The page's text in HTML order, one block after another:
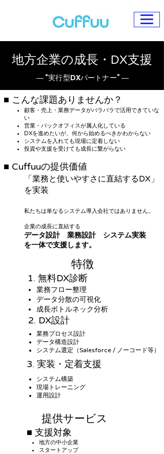
地方企業の成長・DX支援
― “実行型DXパートナー” ―
■ こんな課題ありませんか？
顧客・売上・業務データがバラバラで活用できていな
い
営業・バックオフィスが属人化している
DXを進めたいが、何から始めるべきかわからない
システムを入れても現場に定着しない
投資や支援を受けても成長に繋がらない
■ Cuffuuの提供価値
「業務と使いやすさに直結するDX」
を実装
私たちは単なるシステム導入会社ではありません。
企業の成長に直結する
データ設計 業務設計 システム実装
を一体で支援します。
特徴
1. 無料DX診断
業務フロー整理
データ分散の可視化
成長ボトルネック分析
2. DX設計
業務プロセス設計
データ構造設計
システム選定（Salesforce / ノーコード等）
3. 実装・定着支援
システム構築
現場トレーニング
運用設計
提供サービス
■ 支援対象
地方の中小企業
スタートアップ